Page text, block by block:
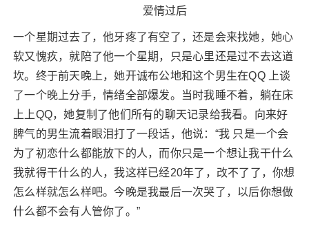
爱情过后
一个星期过去了，他牙疼了有空了，还是会来找她，她心
软又愧疚，就陪了他一个星期，只是心里还是过不去这道
坎。终于前天晚上，她开诚布公地和这个男生在QQ 上谈
了一个晚上分手，情绪全部爆发。当时我睡不着，躺在床
上上QQ，她复制了他们所有的聊天记录给我看。向来好
脾气的男生流着眼泪打了一段话，他说：“我 只是一个会
为了初恋什么都能放下的人，而你只是一个想让我干什么
我就得干什么的人，我这样已经20年了，改不了了，你想
怎么样就怎么样吧。今晚是我最后一次哭了，以后你想做
什么都不会有人管你了。”